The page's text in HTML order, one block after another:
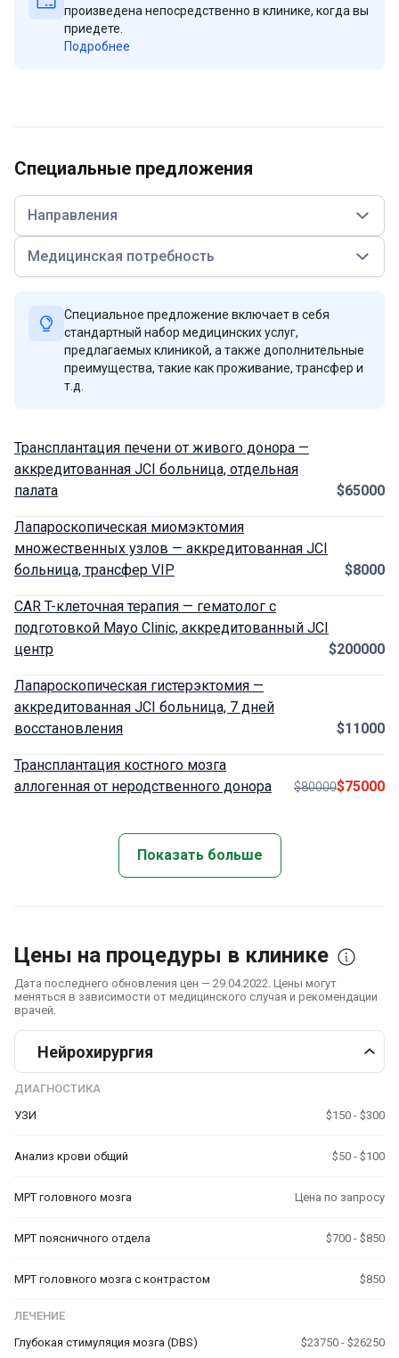
произведена непосредственно в клинике, когда вы
приедете.
Подробнее
Специальные предложения
Направления
Медицинская потребность
Специальное предложение включает в себя
стандартный набор медицинских услуг,
предлагаемых клиникой, а также дополнительные
преимущества, такие как проживание, трансфер и
т.д.
Трансплантация печени от живого донора —
аккредитованная JCI больница, отдельная
палата
$65000
Лапароскопическая миомэктомия
множественных узлов — аккредитованная JCI
больница, трансфер VIP
$8000
CAR T-клеточная терапия — гематолог с
подготовкой Mayo Clinic, аккредитованный JCI
центр
$200000
Лапароскопическая гистерэктомия —
аккредитованная JCI больница, 7 дней
восстановления
$11000
Трансплантация костного мозга
аллогенная от неродственного донора
$80000$75000
Показать больше
Цены на процедуры в клинике
Дата последнего обновления цен — 29.04.2022. Цены могут
меняться в зависимости от медицинского случая и рекомендации
врачей.
Нейрохирургия
ДИАГНОСТИКА
УЗИ
$150 - $300
Анализ крови общий $50 - $100
МРТ головного мозга Цена по запросу
МРТ поясничного отдела $700 - $850
МРТ головного мозга с контрастом $850
ЛЕЧЕНИЕ
Глубокая стимуляция мозга (DBS)
$23750 - $26250